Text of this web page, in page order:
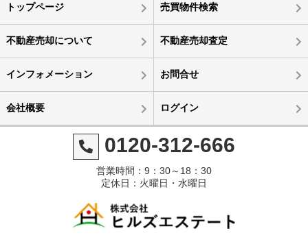
トップページ 売買物件検索
不動産売却について 不動産売却査定
インフォメーション お問合せ
会社概要 ログイン
0120-312-666
営業時間：9：30～18：30
定休日：火曜日・水曜日